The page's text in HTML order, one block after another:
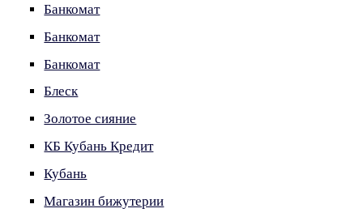
Банкомат
Банкомат
Банкомат
Блеск
Золотое сияние
КБ Кубань Кредит
Кубань
Магазин бижутерии